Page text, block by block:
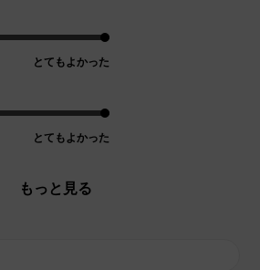
とてもよかった
とてもよかった
もっと見る